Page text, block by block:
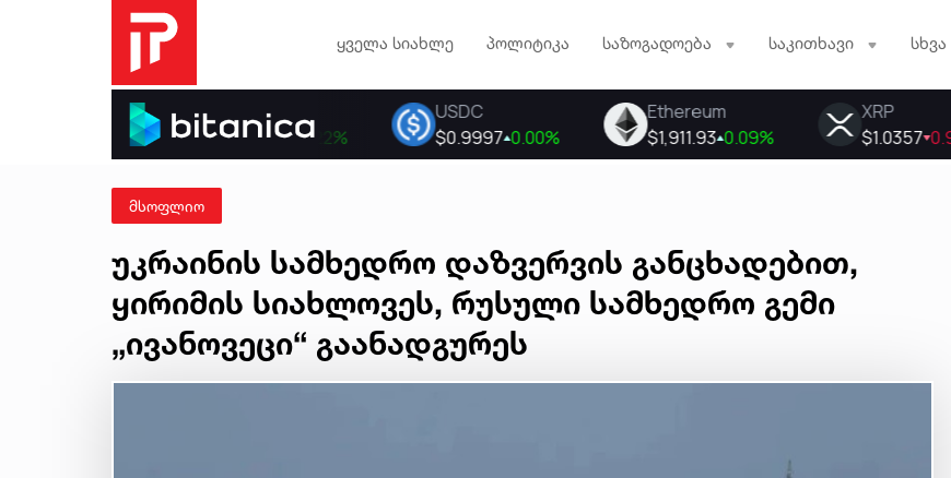
ყველა სიახლე პოლიტიკა საზოგადოება საკითხავი სხვა
მსოფლიო
უკრაინის სამხედრო დაზვერვის განცხადებით,
ყირიმის სიახლოვეს, რუსული სამხედრო გემი
„ივანოვეცი“ გაანადგურეს